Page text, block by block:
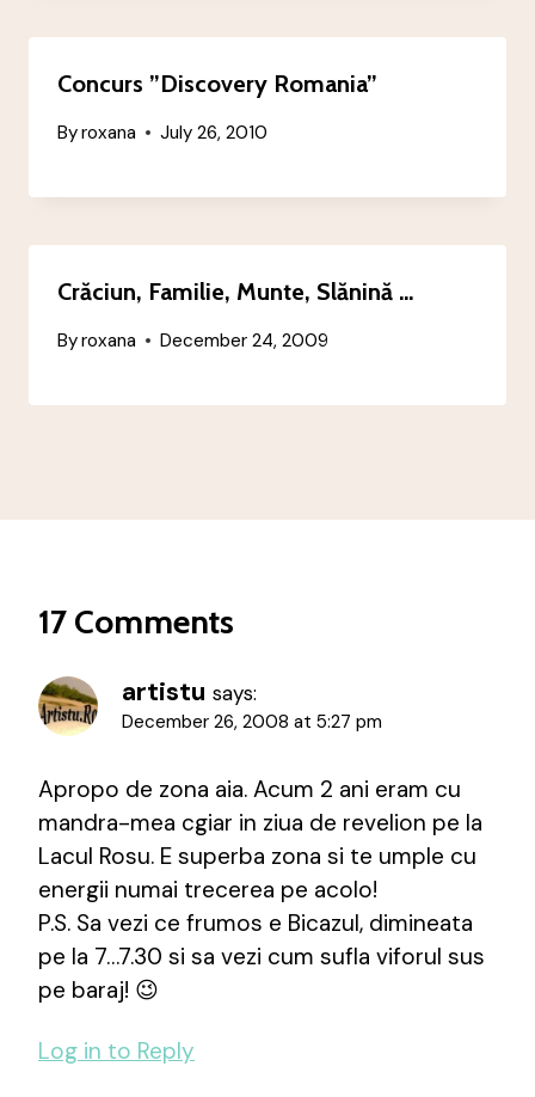
Concurs ”Discovery Romania”
Byroxana July 26, 2010
Crăciun, Familie, Munte, Slănină …
Byroxana December 24, 2009
17 Comments
artistu says:
December 26, 2008 at 5:27 pm
Apropo de zona aia. Acum 2 ani eram cu
mandra-mea cgiar in ziua de revelion pe la
Lacul Rosu. E superba zona si te umple cu
energii numai trecerea pe acolo!
P.S. Sa vezi ce frumos e Bicazul, dimineata
pe la 7…7.30 si sa vezi cum sufla viforul sus
pe baraj! 😉
Log in to Reply